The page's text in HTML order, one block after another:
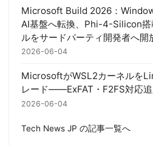
Microsoft Build 2026：
AI基盤へ転換、Phi-4-Silicon搭
ルをサードパーティ開発者へ開
2026-06-04
MicrosoftがWSL2カーネルを
レード——ExFAT・F2FS対応
2026-06-04
Tech News JP の記事一覧へ